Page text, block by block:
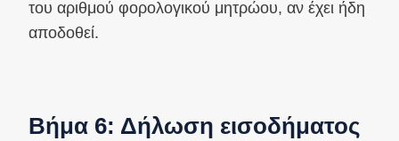
του αριθμού φορολογικού μητρώου, αν έχει ήδη
αποδοθεί.
Βήμα 6: Δήλωση εισοδήματος